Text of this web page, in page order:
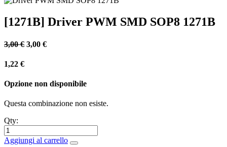
[1271B] Driver PWM SMD SOP8 1271B
3,00€ 3,00 €
1,22 €
Opzione non disponibile
Questa combinazione non esiste.
Qty:
Aggiungi al carrello